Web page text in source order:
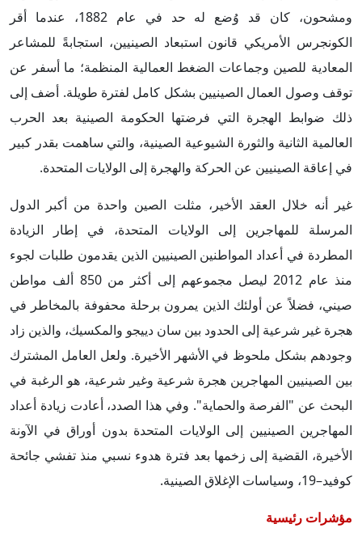
ومشحون، كان قد وُضع له حد في عام 1882، عندما أقر
الكونجرس الأمريكي قانون استبعاد الصينيين، استجابةً للمشاعر
المعادية للصين وجماعات الضغط العمالية المنظمة؛ ما أسفر عن
توقف وصول العمال الصينيين بشكل كامل لفترة طويلة. أضف إلى
ذلك ضوابط الهجرة التي فرضتها الحكومة الصينية بعد الحرب
العالمية الثانية والثورة الشيوعية الصينية، والتي ساهمت بقدر كبير
في إعاقة الصينيين عن الحركة والهجرة إلى الولايات المتحدة.
غير أنه خلال العقد الأخير، مثلت الصين واحدة من أكبر الدول
المرسلة للمهاجرين إلى الولايات المتحدة، في إطار الزيادة
المطردة في أعداد المواطنين الصينيين الذين يقدمون طلبات لجوء
منذ عام 2012 ليصل مجموعهم إلى أكثر من 850 ألف مواطن
صيني، فضلاً عن أولئك الذين يمرون برحلة محفوفة بالمخاطر في
هجرة غير شرعية إلى الحدود بين سان دييجو والمكسيك، والذين زاد
وجودهم بشكل ملحوظ في الأشهر الأخيرة. ولعل العامل المشترك
بين الصينيين المهاجرين هجرة شرعية وغير شرعية، هو الرغبة في
البحث عن "الفرصة والحماية". وفي هذا الصدد، أعادت زيادة أعداد
المهاجرين الصينيين إلى الولايات المتحدة بدون أوراق في الآونة
الأخيرة، القضية إلى زخمها بعد فترة هدوء نسبي منذ تفشي جائحة
كوفيد–19، وسياسات الإغلاق الصينية.
مؤشرات رئيسية